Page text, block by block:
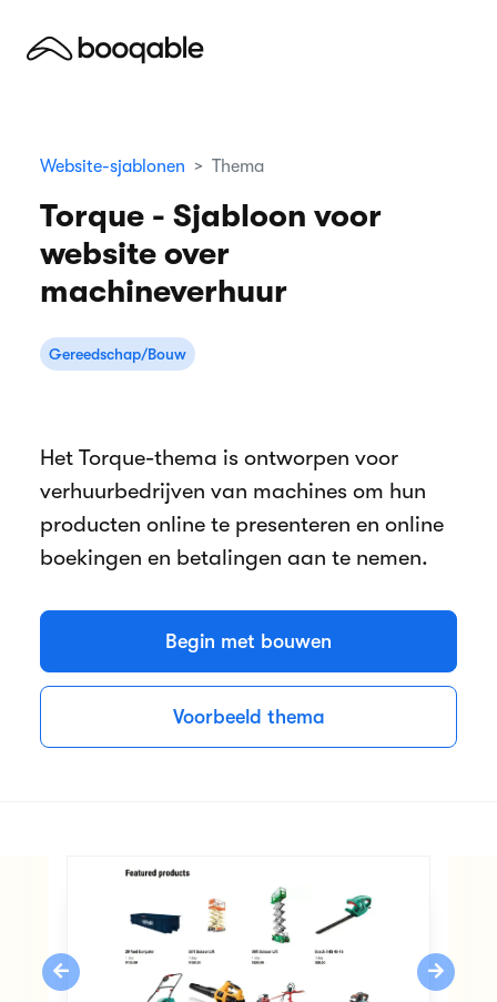
Website-sjablonen Thema
Torque - Sjabloon voor
website over
machineverhuur
Gereedschap/Bouw
Het Torque-thema is ontworpen voor
verhuurbedrijven van machines om hun
producten online te presenteren en online
boekingen en betalingen aan te nemen.
Begin met bouwen
Voorbeeld thema
Previous Next